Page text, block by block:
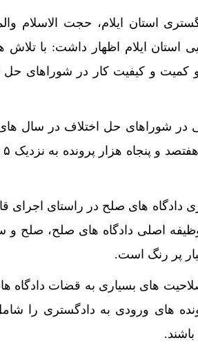
استان ایلام، حجت الاسلام
ایلام اظهار داشت: با تلاش
کمیت و کیفیت کار در شوراهای حل
شوراهای حل اختلاف در سال های
دادگاه های صلح در راستای اجرای
وظیفه اصلی دادگاه های صلح، صلح
پر رنگ است.
های بسیاری به قضات دادگاه
حدود ۶۰ درصد از پرونده های ورودی به دادگستری